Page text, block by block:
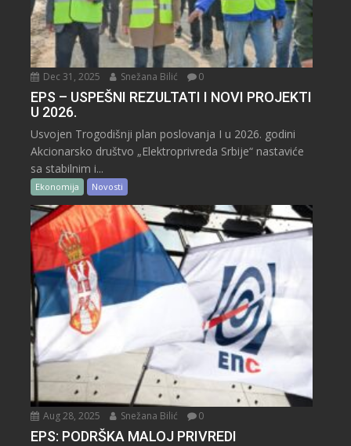
Dec 31, 2025 Snežana Bilić 0
EPS – USPEŠNI REZULTATI I NOVI PROJEKTI
U 2026.
Usvojen Trogodišnji plan poslovanja I u 2026. godini
Akcionarsko društvo „Elektroprivreda Srbije“ nastaviće
sa stabilnim i...
Ekonomija Novosti
Aug 28, 2025 Snežana Bilić 0
EPS: PODRŠKA MALOJ PRIVREDI